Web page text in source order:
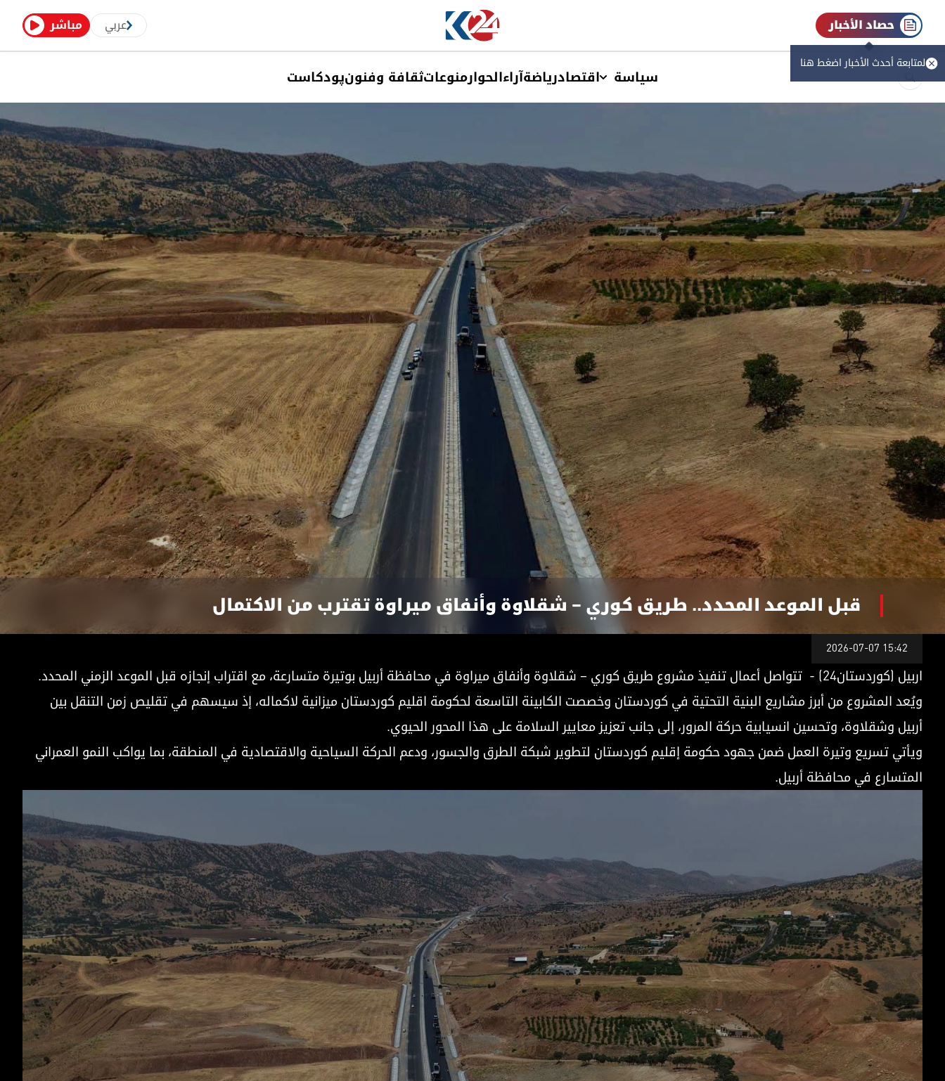
مباشر عربي حصاد الأخبار
لمتابعة أحدث الأخبار اضغط هنا
سیاسة اقتصادریاضةآراءالحوارمنوعاتثقافة وفنونپودکاست
قبل الموعد المحدد.. طريق كوري – شقلاوة وأنفاق ميراوة تقترب من الاكتمال
قبل الموعد المحدد.. طريق كوري – شقلاوة وأنفاق ميراوة تقترب من الاكتمال
2026-07-07 15:42
اربيل (كوردستان24) - تتواصل أعمال تنفيذ مشروع طريق كوري – شقلاوة وأنفاق ميراوة في محافظة أربيل بوتيرة متسارعة، مع اقتراب إنجازه قبل الموعد الزمني المحدد.
ويُعد المشروع من أبرز مشاريع البنية التحتية في كوردستان وخصصت الكابينة التاسعة لحكومة اقليم كوردستان ميزانية لاكماله، إذ سيسهم في تقليص زمن التنقل بين
أربيل وشقلاوة، وتحسين انسيابية حركة المرور، إلى جانب تعزيز معايير السلامة على هذا المحور الحيوي.
ويأتي تسريع وتيرة العمل ضمن جهود حكومة إقليم كوردستان لتطوير شبكة الطرق والجسور، ودعم الحركة السياحية والاقتصادية في المنطقة، بما يواكب النمو العمراني
المتسارع في محافظة أربيل.